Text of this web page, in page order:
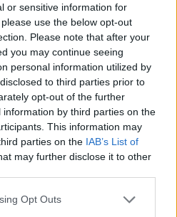
or sensitive information for
use the below opt-out
Please note that after your
you may continue seeing
personal information utilized by
to third parties prior to
opt-out of the further
by third parties on the
This information may
parties on the IAB’s List of
may further disclose it to other
Opt Outs
στο
Σίτι - Πήρε την
κόντρα στην
newsletter